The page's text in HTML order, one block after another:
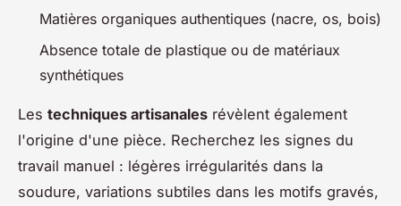
Matières organiques authentiques (nacre, os, bois)
Absence totale de plastique ou de matériaux
synthétiques
Les techniques artisanales révèlent également
l'origine d'une pièce. Recherchez les signes du
travail manuel : légères irrégularités dans la
soudure, variations subtiles dans les motifs gravés,